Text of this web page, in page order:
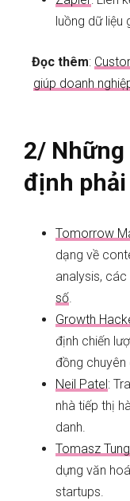
luồng dữ liệu
Đọc thêm:
giúp doanh
2/
định
Tomorrow
dạng về
analysis,
số.
Growth
định chiến
đồng chuyên
Neil Patel :
nhà tiếp thị
danh.
Tomasz
dựng văn
startups.